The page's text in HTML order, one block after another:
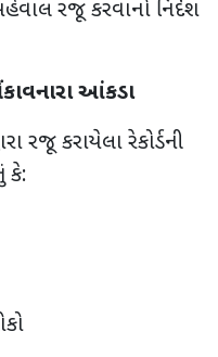
રજૂ કરવાનો નિર્દેશ
આંકડા
રજૂ કરાયેલા રેકોર્ડની
કે: